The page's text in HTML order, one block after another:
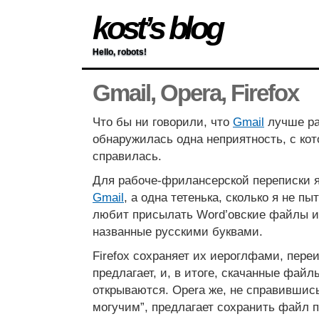
kost’s blog
Hello, robots!
Gmail, Opera, Firefox
Что бы ни говорили, что Gmail лучше
обнаружилась одна неприятность, с
справилась.
Для рабоче-фрилансерской переписки
Gmail, а одна тетенька, сколько я не
любит присылать Word’овские файлы
названные русскими буквами.
Firefox сохраняет их иероглфами,
предлагает, и, в итоге, скачанные
открываются. Opera же, не
могучим”, предлагает сохранить файл